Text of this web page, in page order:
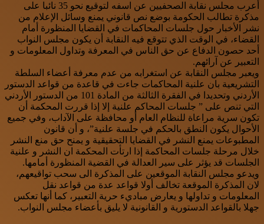
أعرب مجلس نقابة الصحفيين عن اسفه لتوقيع نحو 35 نائبا على
مذكرة تطالب الحكومة بوضع نص قانوني يمنع وسائل الإعلام من
نشر الأخبار حول جلسات المحاكمات في القضايا المنظورة أمام
القضاء، في الوقت الذي تتوقع فيه النقابة أن يكون مجلس النواب
أحد حصون الدفاع عن حق الناس في المعرفة وتداول المعلومات و
التعبير عن آرائهم.
ويعبر مجلس النقابة عن استغرابه من عدم معرفة أعضاء السلطة
التشريعية بان علنية المحاكمات جاءت في قاعدة من قواعد الدستور
الأردني وتحديدا في الفقرة الثالثة من المادة 101 من الدستور الأردني
التي تنص على ” جلسات المحاكم علنية إلا إذا قررت المحكمة أن
تكون سرية مراعاة للنظام العام أو محافظة على الآداب، وفي جميع
الأحوال يكون النطق بالحكم في جلسة علنية”، و أن قانون
المطبوعات يمنع النشر في القضايا التحقيقية و يمنح حق منع النشر
خلال مرحلة جلسات المحاكمة إذا ارتأت المحكمة ان النشر و علنية
الجلسات قد يؤثر على سير العدالة في القضية المنظورة أمامها.
ويدعو مجلس النقابة الموقعين على المذكرة الى سحب تواقيعهم،
لان المذكرة الموقعة تخالف أولا قواعد عدة من قواعد نقل
المعلومات و تداولها و يعارض مباديء حرية التعبير، كما أنها تعكس
جهلا بالقواعد الدستورية و القانونية لا يليق بأعضاء مجلس النواب.